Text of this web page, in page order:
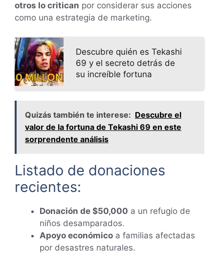
otros lo critican por considerar sus acciones
como una estrategia de marketing.
Descubre quién es Tekashi
69 y el secreto detrás de
su increíble fortuna
Quizás también te interese: Descubre el
valor de la fortuna de Tekashi 69 en este
sorprendente análisis
Listado de donaciones
recientes:
Donación de $50,000 a un refugio de
niños desamparados.
Apoyo económico a familias afectadas
por desastres naturales.